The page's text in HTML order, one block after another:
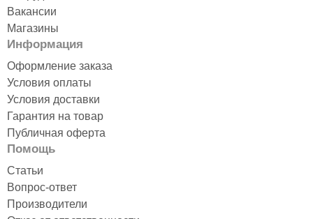
Вакансии
Магазины
Информация
Оформление заказа
Условия оплаты
Условия доставки
Гарантия на товар
Публичная оферта
Помощь
Статьи
Вопрос-ответ
Производители